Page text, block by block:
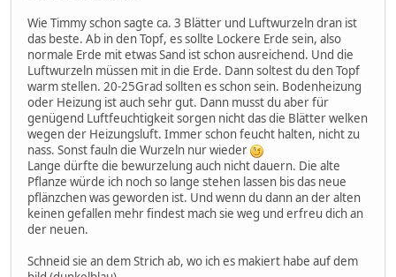
Wie Timmy schon sagte ca. 3 Blätter und Luftwurzeln dran ist
das beste. Ab in den Topf, es sollte Lockere Erde sein, also
normale Erde mit etwas Sand ist schon ausreichend. Und die
Luftwurzeln müssen mit in die Erde. Dann soltest du den Topf
warm stellen. 20-25Grad sollten es schon sein. Bodenheizung
oder Heizung ist auch sehr gut. Dann musst du aber für
genügend Luftfeuchtigkeit sorgen nicht das die Blätter welken
wegen der Heizungsluft. Immer schon feucht halten, nicht zu
nass. Sonst fauln die Wurzeln nur wieder
Lange dürfte die bewurzelung auch nicht dauern. Die alte
Pflanze würde ich noch so lange stehen lassen bis das neue
pflänzchen was geworden ist. Und wenn du dann an der alten
keinen gefallen mehr findest mach sie weg und erfreu dich an
der neuen.
Schneid sie an dem Strich ab, wo ich es makiert habe auf dem